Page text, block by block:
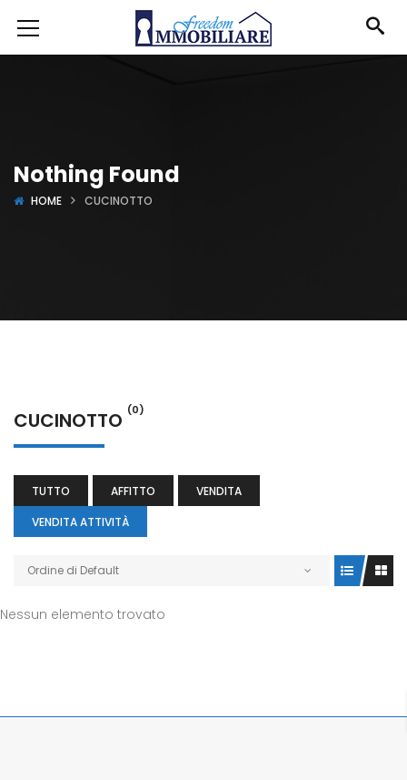
Nothing Found
HOME CUCINOTTO
CUCINOTTO (0)
TUTTO AFFITTO
VENDITA
VENDITA ATTIVITÀ
Ordine di Default
Nessun elemento trovato